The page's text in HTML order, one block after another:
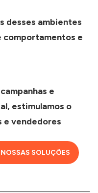
desses ambientes
comportamentos e
e
estimulamos o
e vendedores
SOLUÇÕES